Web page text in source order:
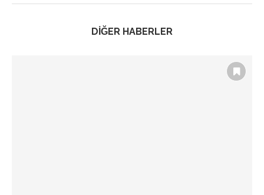
DİĞER HABERLER